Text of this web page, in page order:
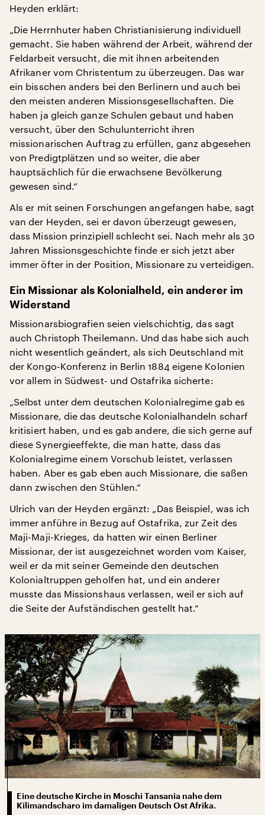
Heyden erklärt:
„Die Herrnhuter haben Christianisierung individuell
gemacht. Sie haben während der Arbeit, während der
Feldarbeit versucht, die mit ihnen arbeitenden
Afrikaner vom Christentum zu überzeugen. Das war
ein bisschen anders bei den Berlinern und auch bei
den meisten anderen Missionsgesellschaften. Die
haben ja gleich ganze Schulen gebaut und haben
versucht, über den Schulunterricht ihren
missionarischen Auftrag zu erfüllen, ganz abgesehen
von Predigtplätzen und so weiter, die aber
hauptsächlich für die erwachsene Bevölkerung
gewesen sind.“
Als er mit seinen Forschungen angefangen habe, sagt
van der Heyden, sei er davon überzeugt gewesen,
dass Mission prinzipiell schlecht sei. Nach mehr als 30
Jahren Missionsgeschichte finde er sich jetzt aber
immer öfter in der Position, Missionare zu verteidigen.
Ein Missionar als Kolonialheld, ein anderer im
Widerstand
Missionarsbiografien seien vielschichtig, das sagt
auch Christoph Theilemann. Und das habe sich auch
nicht wesentlich geändert, als sich Deutschland mit
der Kongo-Konferenz in Berlin 1884 eigene Kolonien
vor allem in Südwest- und Ostafrika sicherte:
„Selbst unter dem deutschen Kolonialregime gab es
Missionare, die das deutsche Kolonialhandeln scharf
kritisiert haben, und es gab andere, die sich gerne auf
diese Synergieeffekte, die man hatte, dass das
Kolonialregime einem Vorschub leistet, verlassen
haben. Aber es gab eben auch Missionare, die saßen
dann zwischen den Stühlen.“
Ulrich van der Heyden ergänzt: „Das Beispiel, was ich
immer anführe in Bezug auf Ostafrika, zur Zeit des
Maji-Maji-Krieges, da hatten wir einen Berliner
Missionar, der ist ausgezeichnet worden vom Kaiser,
weil er da mit seiner Gemeinde den deutschen
Kolonialtruppen geholfen hat, und ein anderer
musste das Missionshaus verlassen, weil er sich auf
die Seite der Aufständischen gestellt hat.“
Eine deutsche Kirche in Moschi Tansania nahe dem
Kilimandscharo im damaligen Deutsch Ost Afrika.